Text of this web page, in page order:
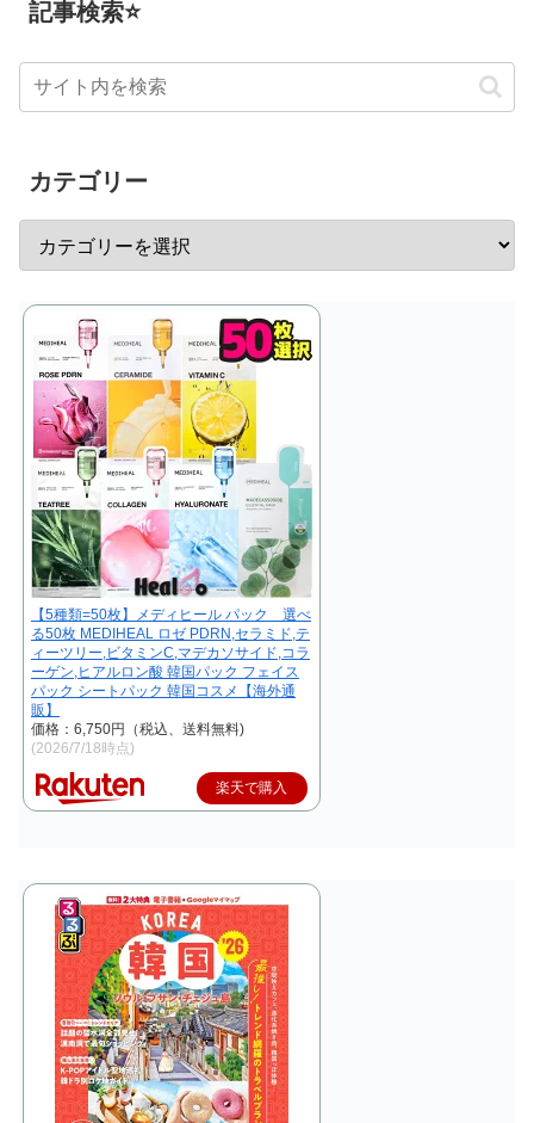
記事検索⭐
カテゴリー
【5種類=50枚】メディヒール パック 選べ
る50枚 MEDIHEAL ロゼ PDRN,セラミド,テ
ィーツリー,ビタミンC,マデカソサイド,コラ
ーゲン,ヒアルロン酸 韓国パック フェイス
パック シートパック 韓国コスメ【海外通
販】
価格：6,750円（税込、送料無料)
(2026/7/18時点)
楽天で購入